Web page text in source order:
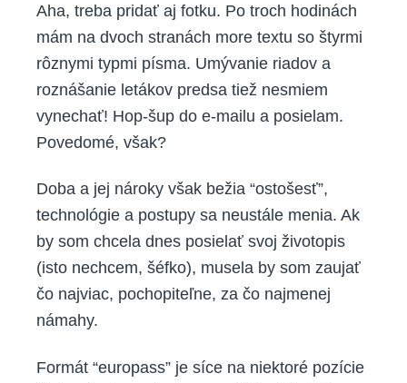
Aha, treba pridať aj fotku. Po troch hodinách
mám na dvoch stranách more textu so štyrmi
rôznymi typmi písma. Umývanie riadov a
roznášanie letákov predsa tiež nesmiem
vynechať! Hop-šup do e-mailu a posielam.
Povedomé, však?
Doba a jej nároky však bežia “ostošesť”,
technológie a postupy sa neustále menia. Ak
by som chcela dnes posielať svoj životopis
(isto nechcem, šéfko), musela by som zaujať
čo najviac, pochopiteľne, za čo najmenej
námahy.
Formát “europass” je síce na niektoré pozície